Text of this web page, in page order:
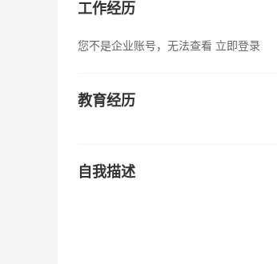
工作经历
您不是企业账号，无法查看 立即登录
教育经历
自我描述